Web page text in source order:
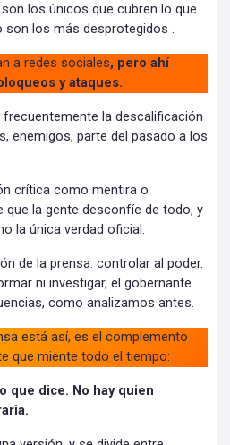
los únicos que cubren lo que
son los más desprotegidos .
a redes sociales, pero ahí
y ataques.
frecuentemente la descalificación
enemigos, parte del pasado a los
crítica como mentira o
que la gente desconfíe de todo, y
la única verdad oficial.
de la prensa: controlar al poder.
ni investigar, el gobernante
como analizamos antes.
está así, es el complemento
que miente todo el tiempo:
que dice. No hay quien